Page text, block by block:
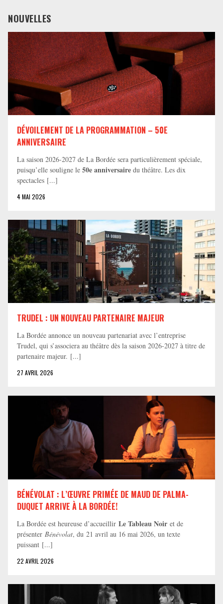
NOUVELLES
DÉVOILEMENT DE LA PROGRAMMATION – 50E
ANNIVERSAIRE
La saison 2026-2027 de La Bordée sera particulièrement spéciale,
puisqu’elle souligne le 50e anniversaire du théâtre. Les dix
spectacles [...]
4 MAI 2026
TRUDEL : UN NOUVEAU PARTENAIRE MAJEUR
La Bordée annonce un nouveau partenariat avec l’entreprise
Trudel, qui s’associera au théâtre dès la saison 2026-2027 à titre de
partenaire majeur. [...]
27 AVRIL 2026
BÉNÉVOLAT : L’ŒUVRE PRIMÉE DE MAUD DE PALMA-
DUQUET ARRIVE À LA BORDÉE!
La Bordée est heureuse d’accueillir Le Tableau Noir et de
présenter Bénévolat, du 21 avril au 16 mai 2026, un texte
puissant [...]
22 AVRIL 2026